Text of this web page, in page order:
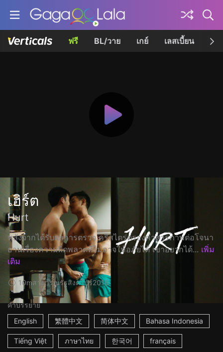
ฟรี BL/วาย เกย์ เลสเบี้ยน เค
เฮิร์ต
Hurt
หลังจากได้รับผลการตรวจ คริสไตร่ตรองคำสารภาพต่อโจนา
ธานเรื่องความผิดพลาดที่ไม่อาจให้อภัยได้ เขาอยากได้... เพิ่ม
เติม
10mสาธารณรัฐสิงคโปร์2016
คำบรรยาย
English
繁體中文 简体中文 Bahasa Indonesia
Tiếng Việt ภาษาไทย 한국어 français